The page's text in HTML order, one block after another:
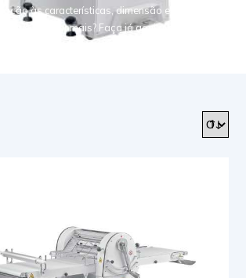
às características, dimensão e aparência
esperar mais? Faça já aqui a sua compra!